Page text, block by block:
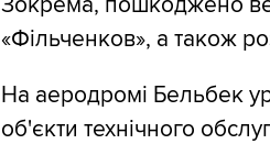
«Фільченков», а також
На аеродромі Бельбек
об'єкти технічного